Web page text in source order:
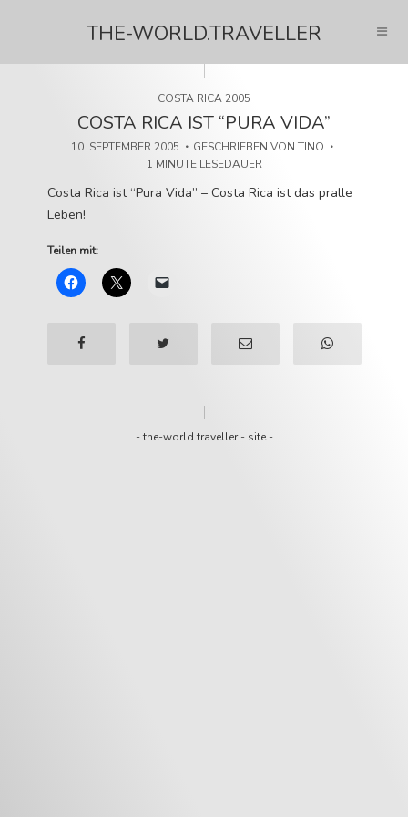
THE-WORLD.TRAVELLER
COSTA RICA 2005
COSTA RICA IST “PURA VIDA”
10. SEPTEMBER 2005 GESCHRIEBEN VON TINO
1 MINUTE LESEDAUER
Costa Rica ist “Pura Vida” – Costa Rica ist das pralle
Leben!
Teilen mit:
-the-world.traveller- site-